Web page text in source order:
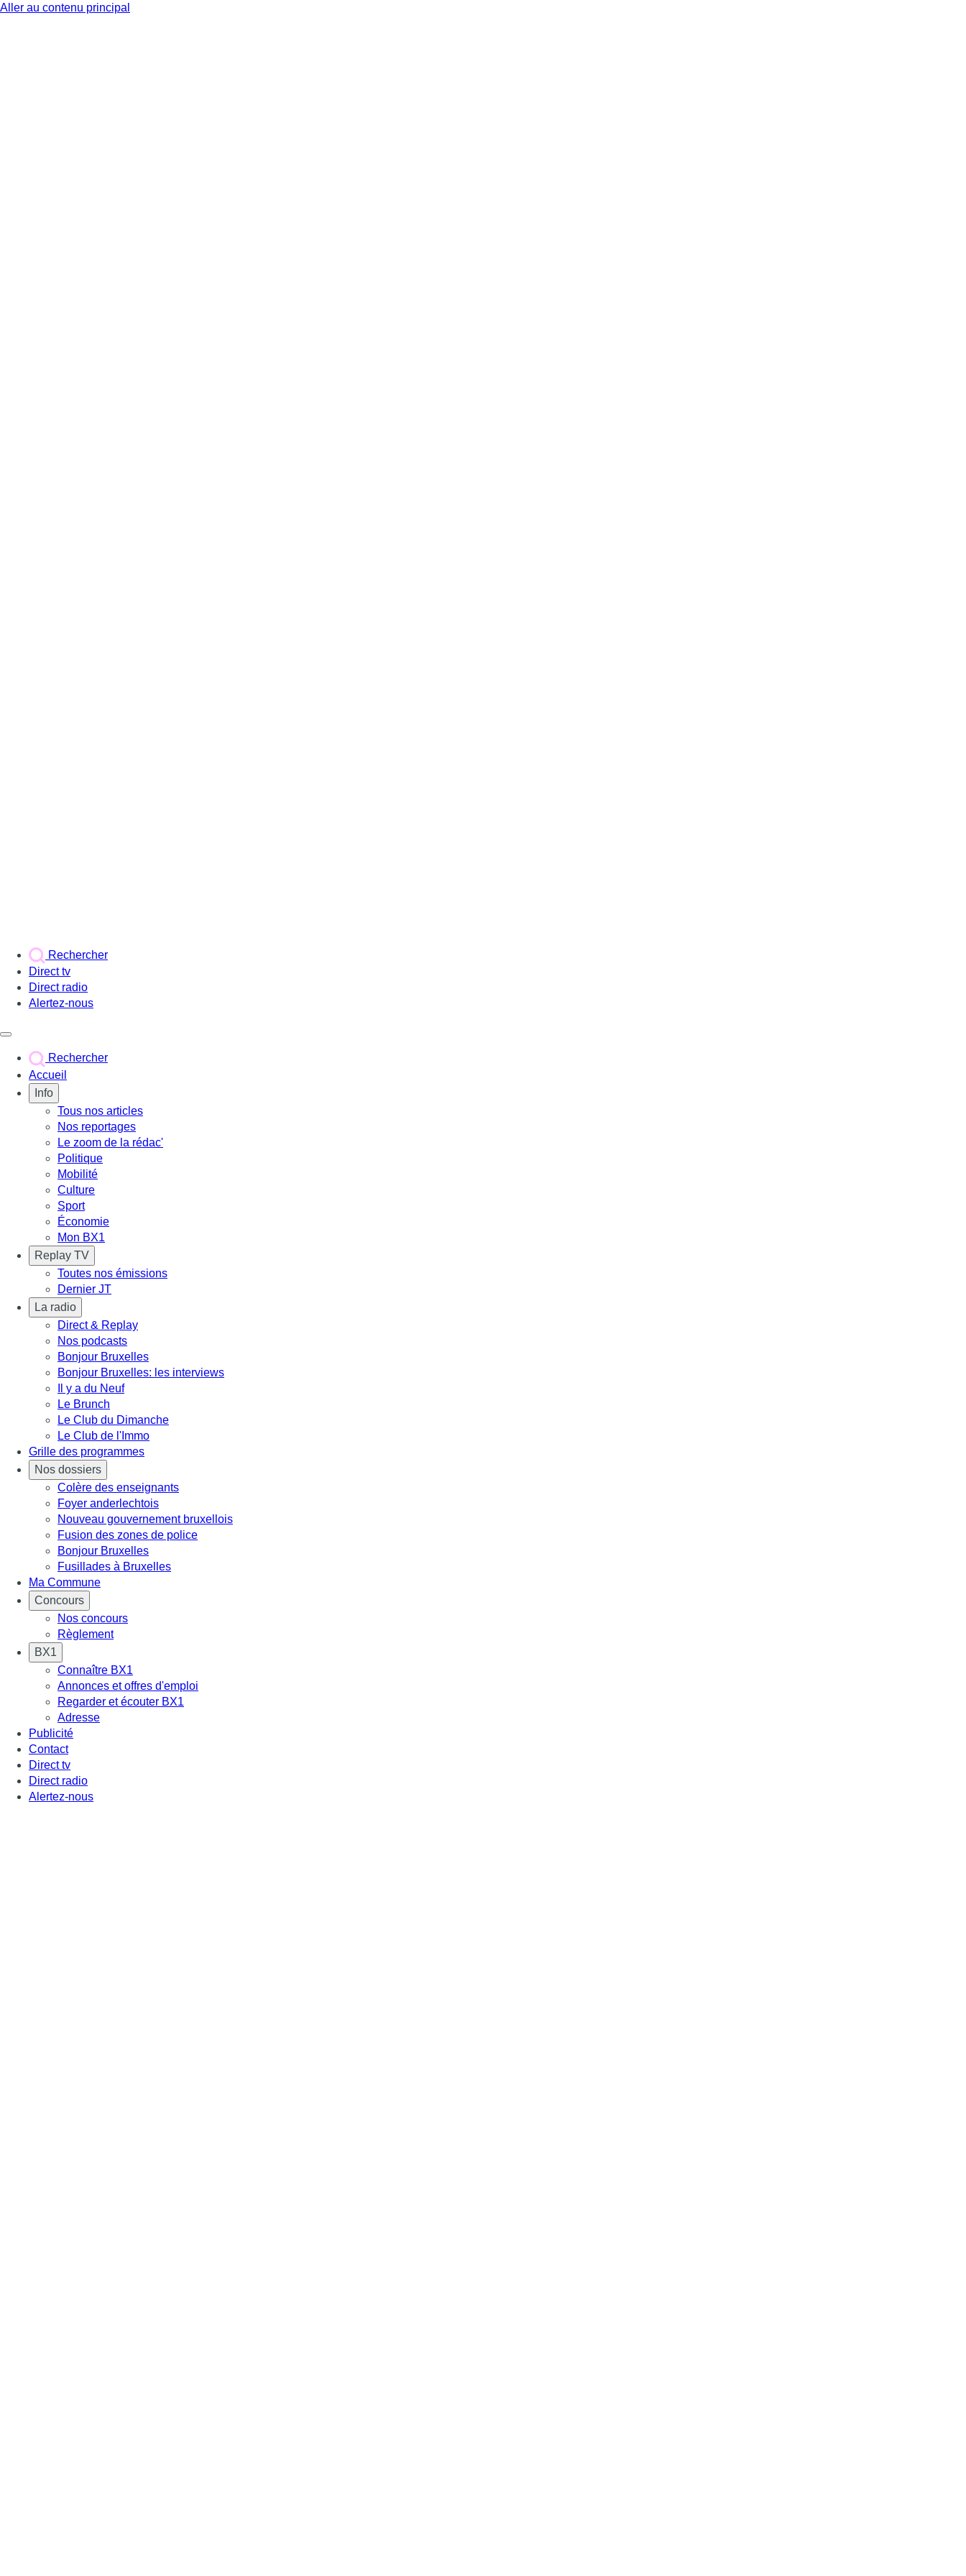
Aller au contenu principal
Rechercher
Direct tv
Direct radio
Alertez-nous
Rechercher
Accueil
Info
Tous nos articles
Nos reportages
Le zoom de la rédac'
Politique
Mobilité
Culture
Sport
Économie
Mon BX1
Replay TV
Toutes nos émissions
Dernier JT
La radio
Direct & Replay
Nos podcasts
Bonjour Bruxelles
Bonjour Bruxelles: les interviews
Il y a du Neuf
Le Brunch
Le Club du Dimanche
Le Club de l'Immo
Grille des programmes
Nos dossiers
Colère des enseignants
Foyer anderlechtois
Nouveau gouvernement bruxellois
Fusion des zones de police
Bonjour Bruxelles
Fusillades à Bruxelles
Ma Commune
Concours
Nos concours
Règlement
BX1
Connaître BX1
Annonces et offres d'emploi
Regarder et écouter BX1
Adresse
Publicité
Contact
Direct tv
Direct radio
Alertez-nous